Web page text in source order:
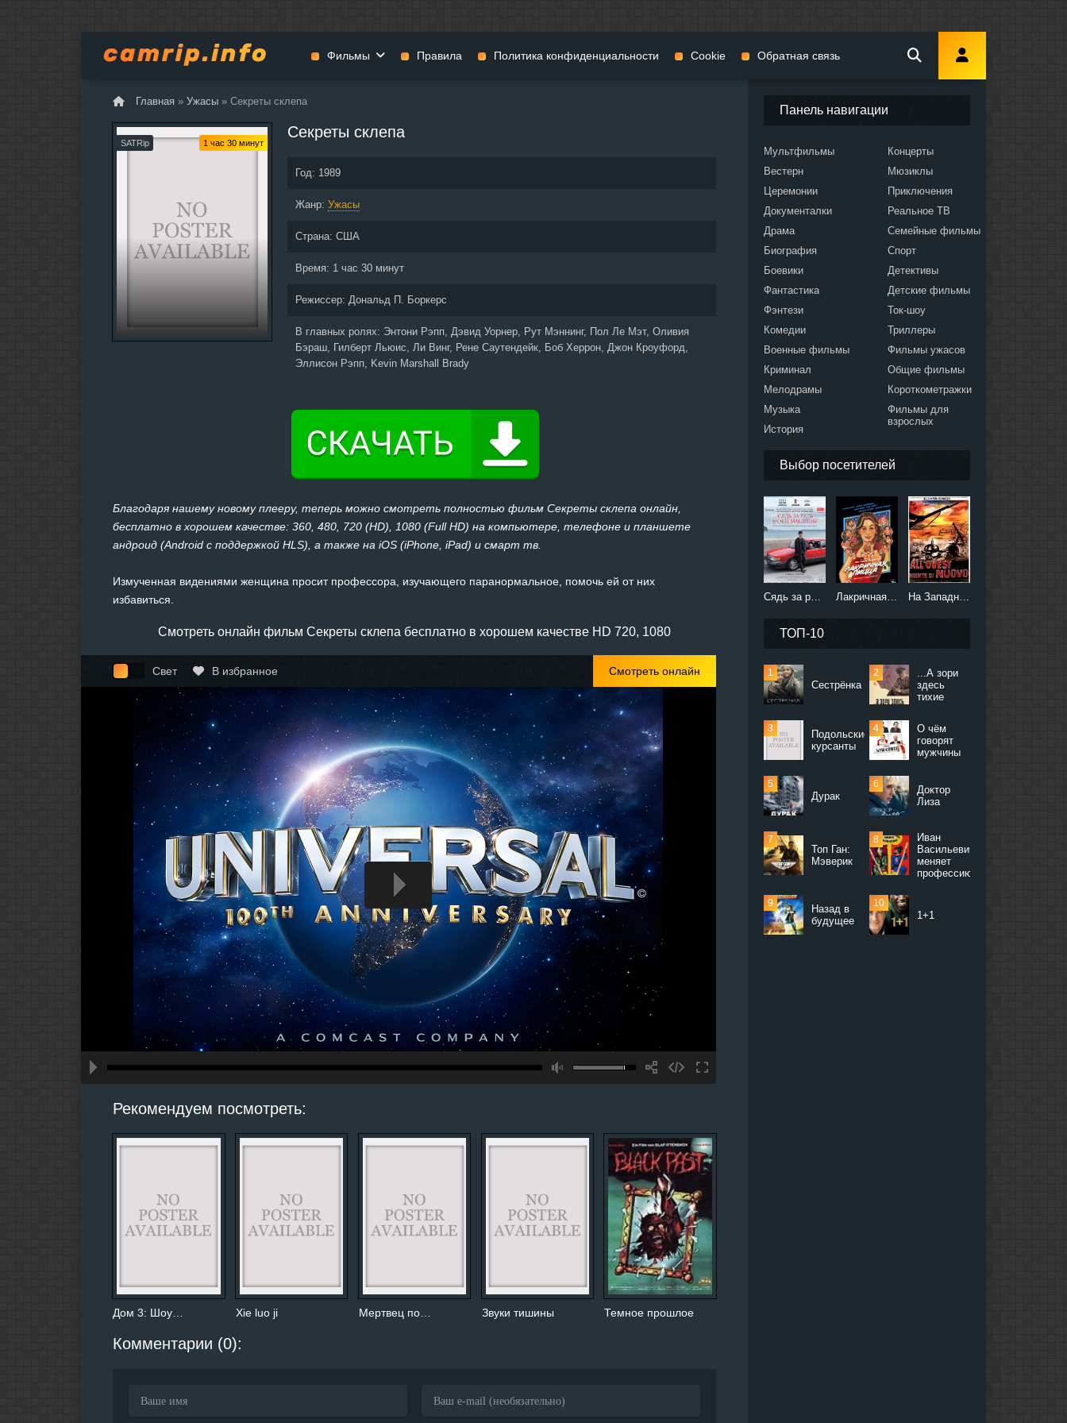
Главная » Ужасы » Секреты склепа
SATRip 1 час 30 минут
Секреты склепа
Год: 1989
Жанр: Ужасы
Страна: США
Время: 1 час 30 минут
Режиссер: Дональд П. Боркерс
В главных ролях: Энтони Рэпп, Дэвид Уорнер, Рут Мэннинг, Пол Ле Мэт, Оливия
Бэраш, Гилберт Льюис, Ли Винг, Рене Саутендейк, Боб Херрон, Джон Кроуфорд,
Эллисон Рэпп, Kevin Marshall Brady
Благодаря нашему новому плееру, теперь можно смотреть полностью фильм Секреты склепа онлайн,
бесплатно в хорошем качестве: 360, 480, 720 (HD), 1080 (Full HD) на компьютере, телефоне и планшете
андроид (Android с поддержкой HLS), а также на iOS (iPhone, iPad) и смарт тв.
Измученная видениями женщина просит профессора, изучающего паранормальное, помочь ей от них
избавиться.
Смотреть онлайн фильм Секреты склепа бесплатно в хорошем качестве HD 720, 1080
Свет В избранное Смотреть онлайн
Рекомендуем посмотреть:
Дом 3: Шоу… Xie luo ji Мертвец по… Звуки тишины Темное прошлое
Комментарии (0):
Панель навигации
Мультфильмы
Вестерн
Церемонии
Документалки
Драма
Биография
Боевики
Фантастика
Фэнтези
Комедии
Военные фильмы
Криминал
Мелодрамы
Музыка
История
Концерты
Мюзиклы
Приключения
Реальное ТВ
Семейные фильмы
Спорт
Детективы
Детские фильмы
Ток-шоу
Триллеры
Фильмы ужасов
Общие фильмы
Короткометражки
Фильмы для
взрослых
Выбор посетителей
Сядь за руль моей машины (2021) Лакричная пицца (2021) На Западном фронте без перемен (2022)
ТОП-10
Сестрёнка
...А зори
здесь
тихие
Подольские
курсанты
О чём
говорят
мужчины
Дурак
Доктор
Лиза
Топ Ган:
Мэверик
Иван
Васильевич
меняет
профессию
Назад в
будущее
1+1
Фильмы
Драма
Фантастика
Общие фильмы
Правила Политика конфиденциальности Cookie Обратная связь